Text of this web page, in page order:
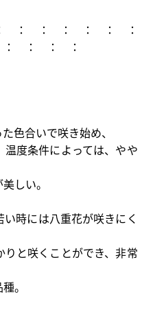
： ： ： ： ： ：
： ： ：
色合いで咲き始め、
度条件によっては、やや
しい。
時には八重花が咲きにく
と咲くことができ、非常
。